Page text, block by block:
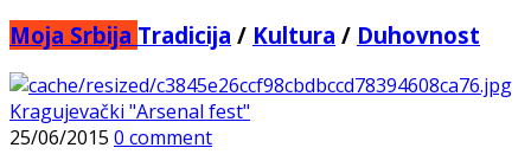
Moja Srbija Tradicija / Kultura / Duhovnost
Kragujevački "Arsenal fest"
25/06/2015 0 comment